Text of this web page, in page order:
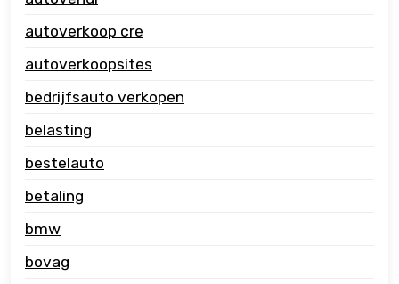
autoverkoop cre
autoverkoopsites
bedrijfsauto verkopen
belasting
bestelauto
betaling
bmw
bovag